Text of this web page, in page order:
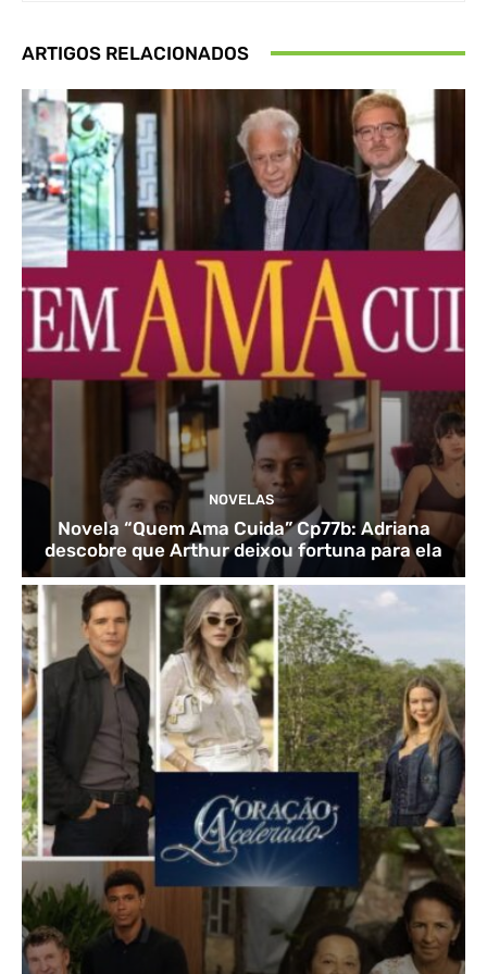
ARTIGOS RELACIONADOS
NOVELAS
Novela “Quem Ama Cuida” Cp77b: Adriana
descobre que Arthur deixou fortuna para ela